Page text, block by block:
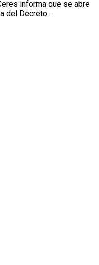
informa que se abre
del Decreto...